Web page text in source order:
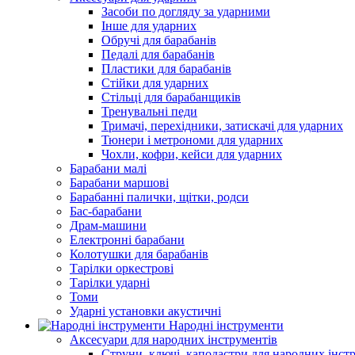
Засоби по догляду за ударними
Інше для ударних
Обручі для барабанів
Педалі для барабанів
Пластики для барабанів
Стійки для ударних
Стільці для барабанщиків
Тренувальні педи
Тримачі, перехідники, затискачі для ударних
Тюнери і метрономи для ударних
Чохли, кофри, кейси для ударних
Барабани малі
Барабани маршові
Барабанні палички, щітки, родси
Бас-барабани
Драм-машини
Електронні барабани
Колотушки для барабанів
Тарілки оркестрові
Тарілки ударні
Томи
Ударні установки акустичні
Народні інструменти
Аксесуари для народних інструментів